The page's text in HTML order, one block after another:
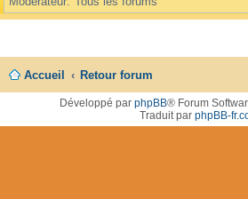
Accueil Retour forum
Développé par phpBB® Forum
Traduit par phpBB-